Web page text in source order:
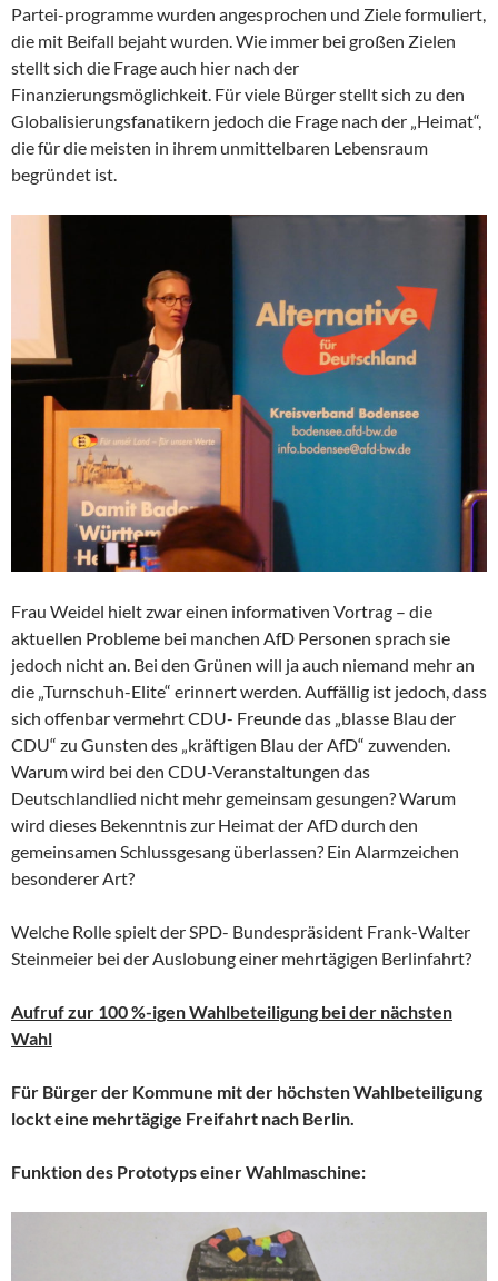
Partei-programme wurden angesprochen und Ziele formuliert,
die mit Beifall bejaht wurden. Wie immer bei großen Zielen
stellt sich die Frage auch hier nach der
Finanzierungsmöglichkeit. Für viele Bürger stellt sich zu den
Globalisierungsfanatikern jedoch die Frage nach der „Heimat“,
die für die meisten in ihrem unmittelbaren Lebensraum
begründet ist.
Frau Weidel hielt zwar einen informativen Vortrag – die
aktuellen Probleme bei manchen AfD Personen sprach sie
jedoch nicht an. Bei den Grünen will ja auch niemand mehr an
die „Turnschuh-Elite“ erinnert werden. Auffällig ist jedoch, dass
sich offenbar vermehrt CDU- Freunde das „blasse Blau der
CDU“ zu Gunsten des „kräftigen Blau der AfD“ zuwenden.
Warum wird bei den CDU-Veranstaltungen das
Deutschlandlied nicht mehr gemeinsam gesungen? Warum
wird dieses Bekenntnis zur Heimat der AfD durch den
gemeinsamen Schlussgesang überlassen? Ein Alarmzeichen
besonderer Art?
Welche Rolle spielt der SPD- Bundespräsident Frank-Walter
Steinmeier bei der Auslobung einer mehrtägigen Berlinfahrt?
Aufruf zur 100 %-igen Wahlbeteiligung bei der nächsten
Wahl
Für Bürger der Kommune mit der höchsten Wahlbeteiligung
lockt eine mehrtägige Freifahrt nach Berlin.
Funktion des Prototyps einer Wahlmaschine: